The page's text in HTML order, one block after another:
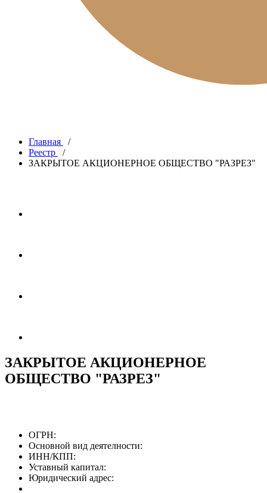
Главная
/
Реестр
/
ЗАКРЫТОЕ АКЦИОНЕРНОЕ ОБЩЕСТВО "РАЗРЕЗ"
ЗАКРЫТОЕ АКЦИОНЕРНОЕ
ОБЩЕСТВО "РАЗРЕЗ"
ОГРН:
Основной вид деятелности:
ИНН/КПП:
Уставный капитал:
Юридический адрес: